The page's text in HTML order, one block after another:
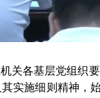
各基层党组织要
实施细则精神，